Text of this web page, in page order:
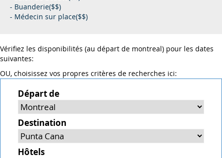
- Buanderie($$)
- Médecin sur place($$)
Vérifiez les disponibilités (au départ de montreal) pour les dates
suivantes:
OU, choisissez vos propres critères de recherches ici:
Départ de
Destination
Hôtels